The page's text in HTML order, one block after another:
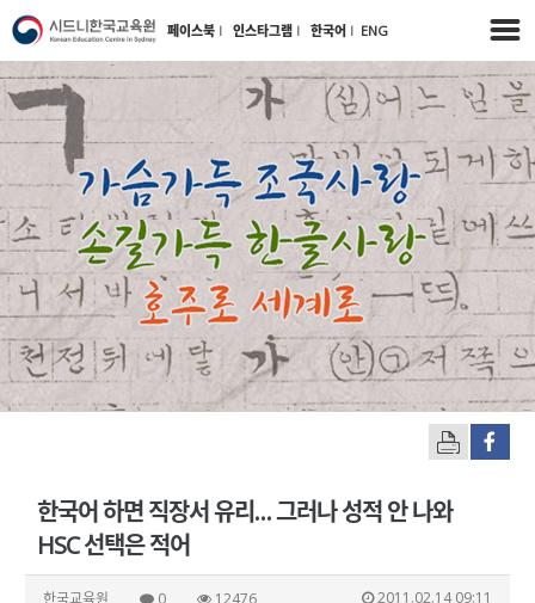
페이스북 l 인스타그램 l 한국어 l ENG
한국어 하면 직장서 유리… 그러나 성적 안 나와
HSC 선택은 적어
한국교육원 0 12476 2011.02.14 09:11